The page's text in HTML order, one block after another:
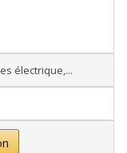
électrique,...